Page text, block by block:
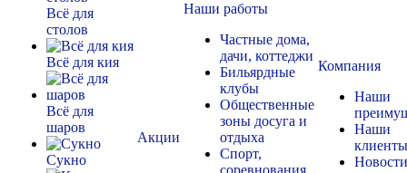
Всё для
столов
Всё для кия
Всё для
шаров
Сукно
Акции
Наши работы
Частные дома,
дачи, коттеджи
Бильярдные
клубы
Общественные
зоны досуга и
отдыха
Спорт,
соревнования
Компания
Наши
Наши
клиенты
Новости